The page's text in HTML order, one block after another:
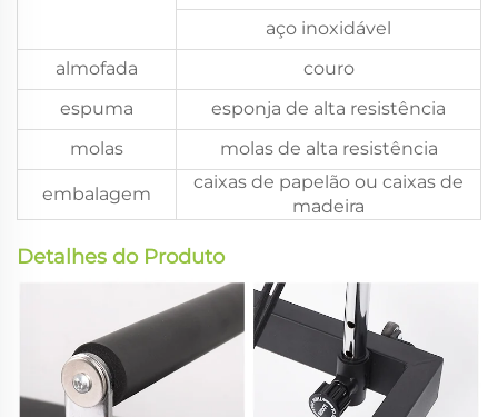
aço inoxidável
almofada
couro
espuma
esponja de alta resistência
molas
molas de alta resistência
embalagem
caixas de papelão ou caixas de
madeira
Detalhes do Produto